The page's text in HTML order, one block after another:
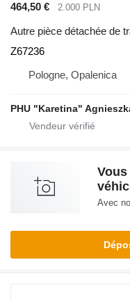
464,50 € 2.000 PLN
Autre pièce détachée de
Z67236
Pologne, Opalenica
PHU "Karetina"
Avec